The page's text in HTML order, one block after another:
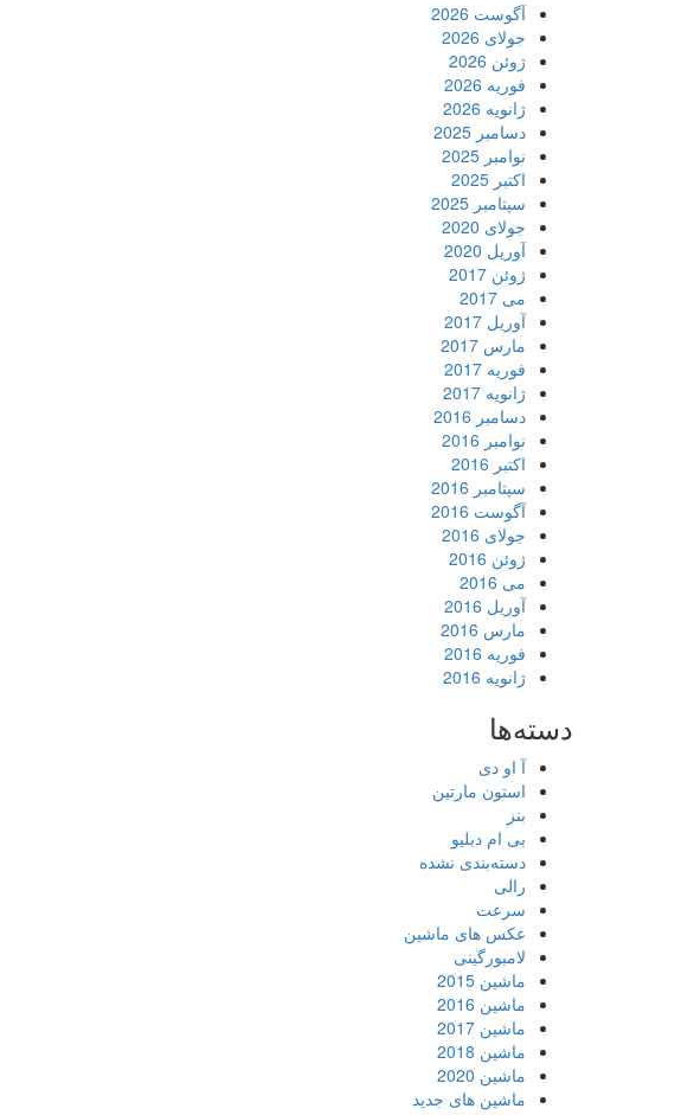
آگوست 2026
جولای 2026
ژوئن 2026
فوریه 2026
ژانویه 2026
دسامبر 2025
نوامبر 2025
اکتبر 2025
سپتامبر 2025
جولای 2020
آوریل 2020
ژوئن 2017
می 2017
آوریل 2017
مارس 2017
فوریه 2017
ژانویه 2017
دسامبر 2016
نوامبر 2016
اکتبر 2016
سپتامبر 2016
آگوست 2016
جولای 2016
ژوئن 2016
می 2016
آوریل 2016
مارس 2016
فوریه 2016
ژانویه 2016
دسته‌ها
آ او دی
استون مارتین
بنز
بی ام دبلیو
دسته‌بندی نشده
رالی
سرعت
عکس های ماشین
لامبورگینی
ماشین 2015
ماشین 2016
ماشین 2017
ماشین 2018
ماشین 2020
ماشین های جدید